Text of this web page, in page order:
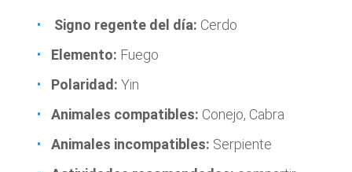
Signo regente del día: Cerdo
Elemento: Fuego
Polaridad: Yin
Animales compatibles: Conejo, Cabra
Animales incompatibles: Serpiente